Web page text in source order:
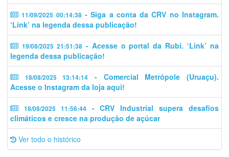
11/09/2025 00:14:38- Siga a conta da CRV no Instagram.
‘Link’ na legenda dessa publicação!
19/08/2025 21:51:38- Acesse o portal da Rubi. ‘Link’ na
legenda dessa publicação!
18/08/2025 13:14:14
- Comercial Metrópole (Uruaçu).
Acesse o Instagram da loja aqui!
18/08/2025 11:56:44- CRV Industrial supera desafios
climáticos e cresce na produção de açúcar
Ver todo o histórico